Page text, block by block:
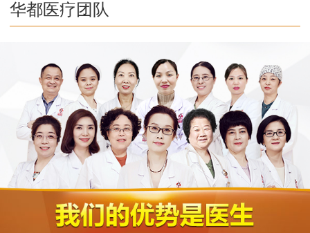
华都医疗团队